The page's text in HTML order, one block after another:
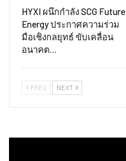
HYXI ผนึกกำลัง SCG Future
Energy ประกาศความร่วม
มือเชิงกลยุทธ์ ขับเคลื่อน
อนาคต…
PREV NEXT